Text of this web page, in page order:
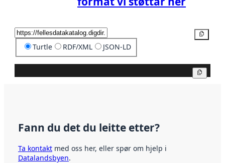
Turtle RDF/XML JSON-LD
Fann du det du leitte etter?
Ta kontakt med oss her, eller spør om hjelp i
Datalandsbyen.